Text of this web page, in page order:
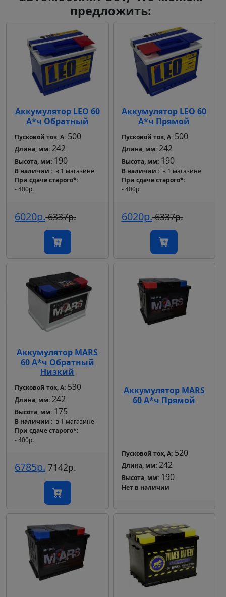
предложить:
Аккумулятор LEO 60
А*ч Обратный
Пусковой ток, А: 500
Длина, мм: 242
Высота, мм: 190
В наличии
в 1 магазине
При сдаче старого*
- 400р.
6020р.6337р.
Аккумулятор LEO 60
А*ч Прямой
Пусковой ток, А: 500
Длина, мм: 242
Высота, мм: 190
В наличии
в 1 магазине
При сдаче старого*
- 400р.
6020р.6337р.
Аккумулятор MARS
60 А*ч Обратный
Низкий
Пусковой ток, А: 530
Длина, мм: 242
Высота, мм: 175
В наличии
в 1 магазине
При сдаче старого*
- 400р.
6785р.7142р.
Аккумулятор MARS
60 А*ч Прямой
Пусковой ток, А: 520
Длина, мм: 242
Высота, мм: 190
Нет в наличии